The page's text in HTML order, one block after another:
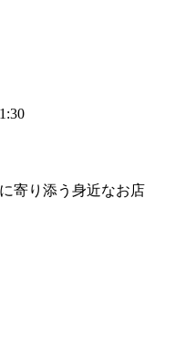
寄り添う身近なお店